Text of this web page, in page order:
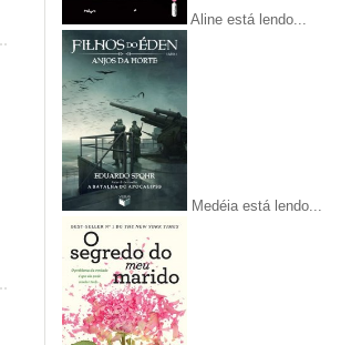
Aline está lendo...
Medéia está lendo...